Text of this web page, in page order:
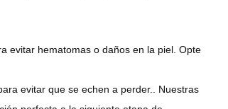
evitar hematomas o daños en la piel. Opte
evitar que se echen a perder.. Nuestras